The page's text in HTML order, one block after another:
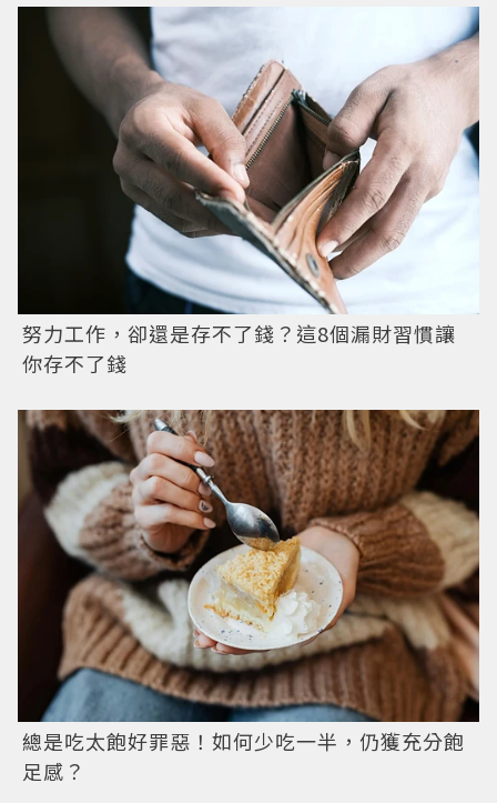
努力工作，卻還是存不了錢？這8個漏財習慣讓
你存不了錢
總是吃太飽好罪惡！如何少吃一半，仍獲充分飽
足感？